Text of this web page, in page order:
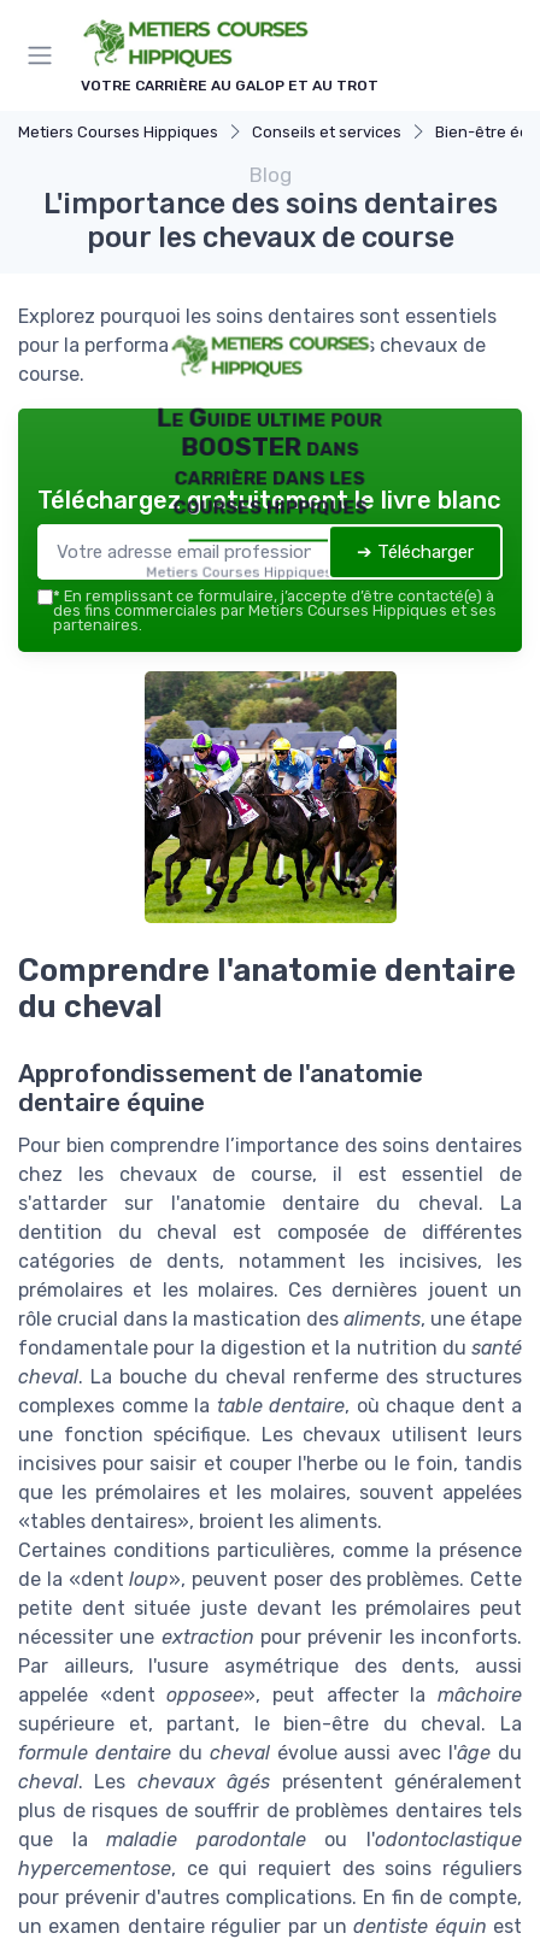
VOTRE CARRIÈRE AU GALOP ET AU TROT
Metiers Courses Hippiques Conseils et services Bien-être
Blog
L'importance des soins dentaires
pour les chevaux de course
Explorez pourquoi les soins dentaires sont essentiels
pour la performance et le bien-être des chevaux de
course.
Le Guide ultime pour
BOOSTER dans
carrière dans les
courses hippiques
Metiers Courses Hippiques — 2026
Téléchargez gratuitement le livre blanc
➔ Télécharger
* En remplissant ce formulaire, j’accepte d’être contacté(e) à
des fins commerciales par Metiers Courses Hippiques et ses
partenaires.
Comprendre l'anatomie dentaire
du cheval
Approfondissement de l'anatomie
dentaire équine
Pour bien comprendre l’importance des soins dentaires
chez les chevaux de course, il est essentiel de
s'attarder sur l'anatomie dentaire du cheval. La
dentition du cheval est composée de différentes
catégories de dents, notamment les incisives, les
prémolaires et les molaires. Ces dernières jouent un
rôle crucial dans la mastication des aliments, une étape
fondamentale pour la digestion et la nutrition du santé
cheval. La bouche du cheval renferme des structures
complexes comme la table dentaire, où chaque dent a
une fonction spécifique. Les chevaux utilisent leurs
incisives pour saisir et couper l'herbe ou le foin, tandis
que les prémolaires et les molaires, souvent appelées
«tables dentaires», broient les aliments.
Certaines conditions particulières, comme la présence
de la «dentloup», peuvent poser des problèmes. Cette
petite dent située juste devant les prémolaires peut
nécessiter une extraction pour prévenir les inconforts.
Par ailleurs, l'usure asymétrique des dents, aussi
appelée «dentopposee», peut affecter lamâchoire
supérieure et, partant, le bien-être du cheval. La
formule dentairedu chevalévolue aussi avec l'âge du
cheval. Les chevaux âgés présentent généralement
plus de risques de souffrir de problèmes dentaires tels
que lamaladie parodontaleou l'odontoclastique
hypercementose, ce qui requiert des soins réguliers
pour prévenir d'autres complications. En fin de compte,
un examen dentaire régulier par undentiste équin est
Panneau de gestion des cookies